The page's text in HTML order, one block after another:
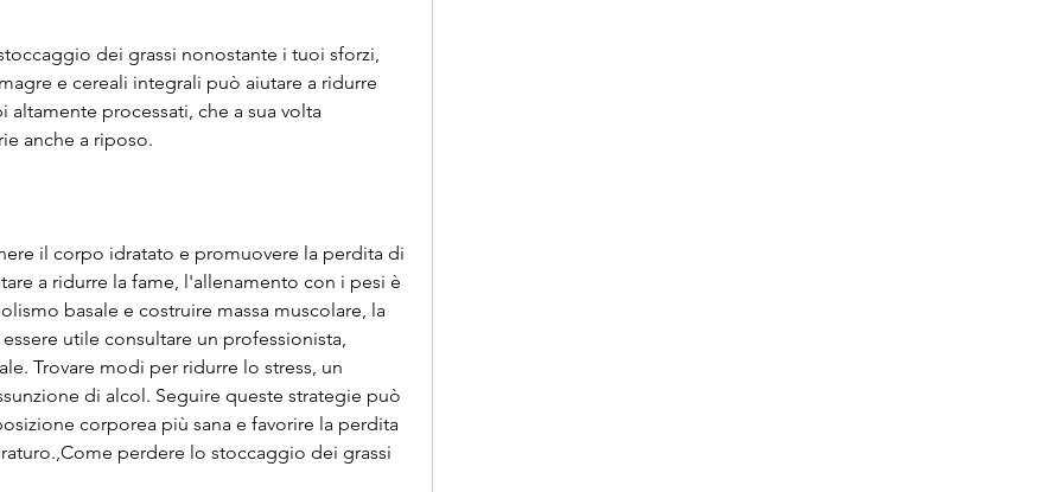
dei grassi nonostante i tuoi sforzi,
e cereali integrali può aiutare a ridurre
altamente processati, che a sua volta
anche a riposo.
il corpo idratato e promuovere la perdita di
a ridurre la fame, l'allenamento con i pesi è
basale e costruire massa muscolare, la
utile consultare un professionista,
Trovare modi per ridurre lo stress, un
di alcol. Seguire queste strategie può
corporea più sana e favorire la perdita
perdere lo stoccaggio dei grassi